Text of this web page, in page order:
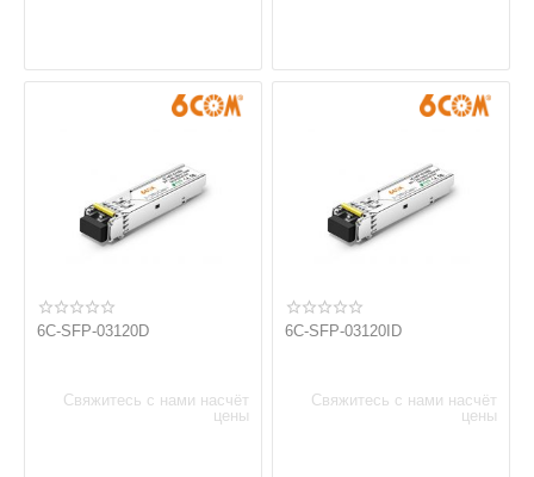
6C-SFP-03120D
Свяжитесь с нами насчёт
цены
6C-SFP-03120ID
Свяжитесь с нами насчёт
цены